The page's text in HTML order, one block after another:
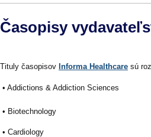
Časopisy
Tituly časopisov Informa Healthcare sú
• Addictions & Addiction Sciences
• Biotechnology
• Cardiology